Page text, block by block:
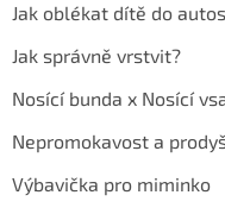
Jak oblékat dítě do
Jak správně vrstvit?
Nosící bunda x Nosící
Nepromokavost a
Výbavička pro miminko